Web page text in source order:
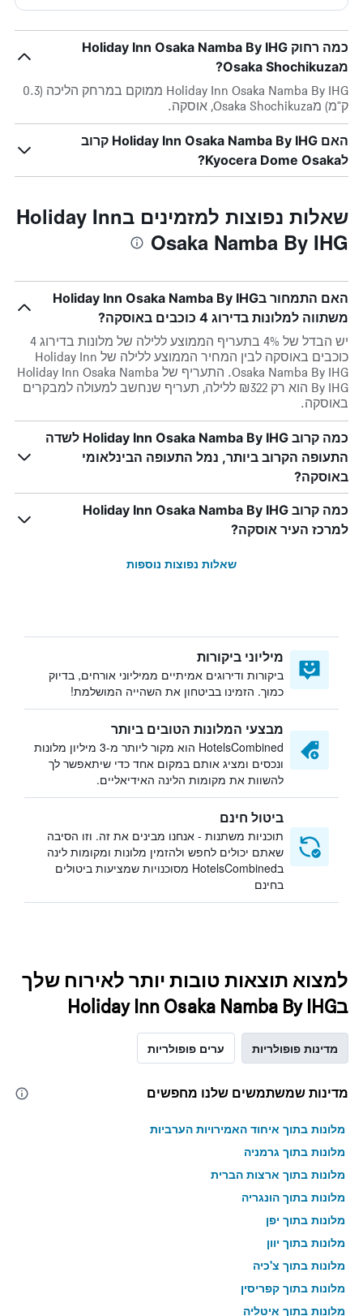
כמה רחוק Holiday Inn Osaka Namba By IHG
מOsaka Shochikuza?
Holiday Inn Osaka Namba By IHG ממוקם במרחק הליכה (0.3
ק"מ) מOsaka Shochikuza, אוסקה.
האם Holiday Inn Osaka Namba By IHG קרוב
לKyocera Dome Osaka?
שאלות נפוצות למזמינים בHoliday Inn
Osaka Namba By IHG
האם התמחור בHoliday Inn Osaka Namba By IHG
משתווה למלונות בדירוג 4 כוכבים באוסקה?
יש הבדל של 4% בתעריף הממוצע ללילה של מלונות בדירוג 4
כוכבים באוסקה לבין המחיר הממוצע ללילה של Holiday Inn
Osaka Namba By IHG. התעריף של Holiday Inn Osaka Namba
By IHG הוא רק ₪322 ללילה, תעריף שנחשב למעולה למבקרים
באוסקה.
כמה קרוב Holiday Inn Osaka Namba By IHG לשדה
התעופה הקרוב ביותר, נמל התעופה הבינלאומי
באוסקה?
כמה קרוב Holiday Inn Osaka Namba By IHG
למרכז העיר אוסקה?
שאלות נפוצות נוספות
מיליוני ביקורות
ביקורות ודירוגים אמיתיים ממיליוני אורחים, בדיוק
כמוך. הזמינו בביטחון את השהייה המושלמת!
מבצעי המלונות הטובים ביותר
HotelsCombined הוא מקור ליותר מ-3 מיליון מלונות
ונכסים ומציג אותם במקום אחד כדי שיתאפשר לך
להשוות את מקומות הלינה האידיאליים.
ביטול חינם
תוכניות משתנות - אנחנו מבינים את זה. וזו הסיבה
שאתם יכולים לחפש ולהזמין מלונות ומקומות לינה
בHotelsCombined מסוכנויות שמציעות ביטולים
בחינם
למצוא תוצאות טובות יותר לאירוח שלך
בHoliday Inn Osaka Namba By IHG
מדינות פופולריות ערים פופולריות
מדינות שמשתמשים שלנו מחפשים
מלונות בתוך איחוד האמירויות הערביות
מלונות בתוך גרמניה
מלונות בתוך ארצות הברית
מלונות בתוך הונגריה
מלונות בתוך יפן
מלונות בתוך יוון
מלונות בתוך צ'כיה
מלונות בתוך קפריסין
מלונות בתוך איטליה